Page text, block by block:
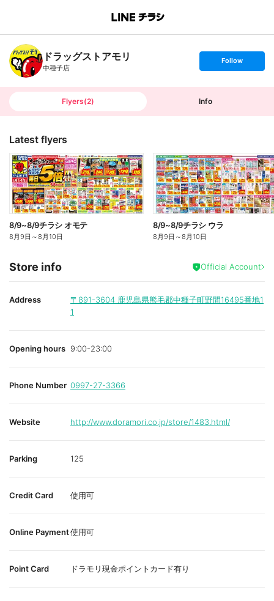
B
n
c
h
T
ドラッグストアモリ
中種子店
s
t
o
Follow
Flyers(2) Info
Latest flyers
8/9~8/9チラシ オモテ
8月9日 ～8月10日
8/9~8/9チラシ ウラ
8月9日 ～8月10日
Store info Official Account
Address 〒891-3604 鹿児島県熊毛郡中種子町野間16495番地1
1
Opening hours 9:00-23:00
Phone Number 0997-27-3366
Website http://www.doramori.co.jp/store/1483.html/
Parking 125
Credit Card 使用可
Online Payment使用可
Point Card ドラモリ現金ポイントカード有り